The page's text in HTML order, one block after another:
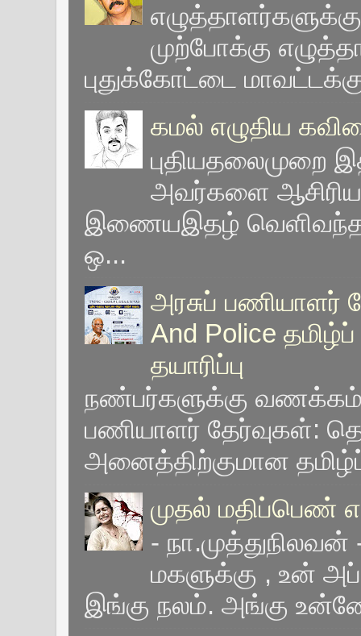
முற்போக்கு
புதுக்கோட்டை
கமல் எழுதிய
புதியதலைமுறை
அவர்களை
இணையஇதழ்
ஒ...
அரசுப் பணியாளர்
And Police
தயாரிப்பு
நண்பர்களுக்கு
பணியாளர் தேர்வுகள்:
அனைத்திற்குமான
முதல் மதிப்பெண்
-
மகளுக்கு , உன்
இங்கு நலம். அங்கு